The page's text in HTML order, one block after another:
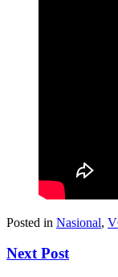
Posted in Nasional,
Next Post